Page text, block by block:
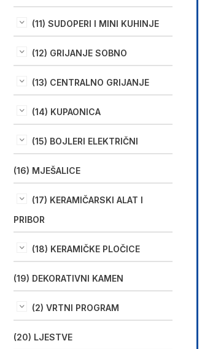
(11) SUDOPERI I MINI KUHINJE
(12) GRIJANJE SOBNO
(13) CENTRALNO GRIJANJE
(14) KUPAONICA
(15) BOJLERI ELEKTRIČNI
(16) MJEŠALICE
(17) KERAMIČARSKI ALAT I
PRIBOR
(18) KERAMIČKE PLOČICE
(19) DEKORATIVNI KAMEN
(2) VRTNI PROGRAM
(20) LJESTVE